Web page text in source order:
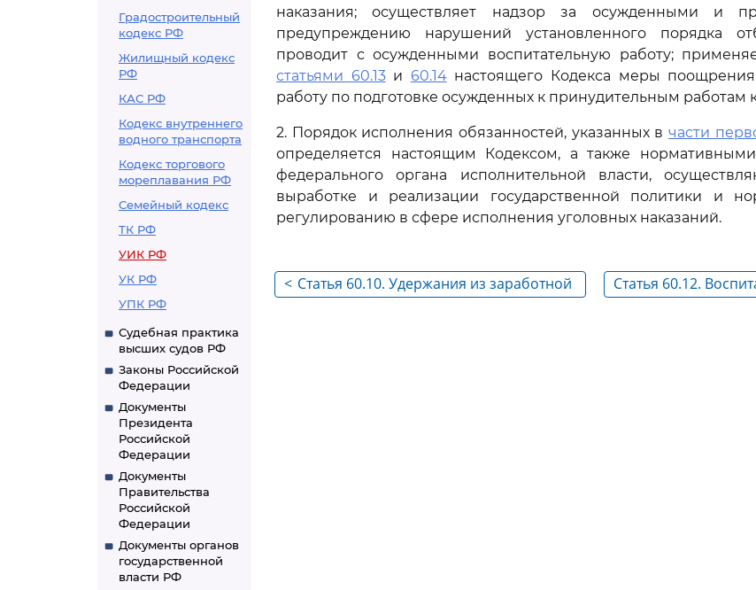
Градостроительный
кодекс РФ
Жилищный кодекс
РФ
КАС РФ
Кодекс внутреннего
водного транспорта
Кодекс торгового
мореплавания РФ
Семейный кодекс
ТК РФ
УИК РФ
УК РФ
УПК РФ
Судебная практика
высших судов РФ
Законы Российской
Федерации
Документы
Президента
Российской
Федерации
Документы
Правительства
Российской
Федерации
Документы органов
государственной
власти РФ
наказания; осуществляет надзор за осужденными и
предупреждению нарушений установленного порядка
проводит с осужденными воспитательную работу;
статьями 60.13и 60.14настоящего Кодекса меры
работу по подготовке осужденных к принудительным работам
2. Порядок исполнения обязанностей, указанных в части
определяется настоящим Кодексом, а также
федерального органа исполнительной власти,
выработке и реализации государственной политики и
регулированию в сфере исполнения уголовных наказаний.
< Статья 60.10. Удержания из заработной
Статья 60.12.